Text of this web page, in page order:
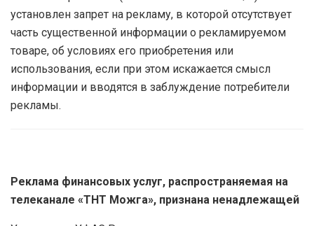
установлен запрет на рекламу, в которой отсутствует
часть существенной информации о рекламируемом
товаре, об условиях его приобретения или
использования, если при этом искажается смысл
информации и вводятся в заблуждение потребители
рекламы.
Реклама финансовых услуг, распространяемая на
телеканале «ТНТ Можга», признана ненадлежащей